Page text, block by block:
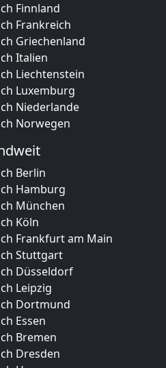
Finnland
Frankreich
Griechenland
Italien
Liechtenstein
Luxemburg
Niederlande
Norwegen
Berlin
Hamburg
München
Köln
Frankfurt am Main
Stuttgart
Düsseldorf
Leipzig
Dortmund
Essen
Bremen
Dresden